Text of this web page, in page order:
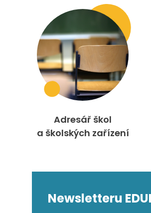
Adresář škol
a školských zařízení
Newsletteru